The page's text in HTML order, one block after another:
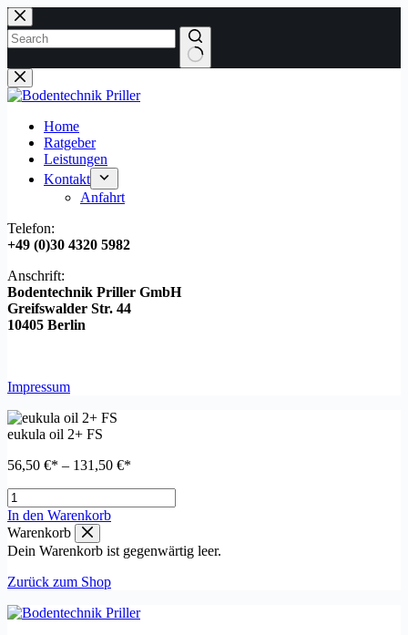
Zum
Inhalt
springen
Keine
Ergebnisse
Home
Ratgeber
Leistungen
Kontakt
Anfahrt
Telefon:
+49 (0)30 4320 5982
Anschrift:
Bodentechnik Priller GmbH
Greifswalder Str. 44
10405 Berlin
Impressum
eukula oil 2+ FS
56,50 € – 131,50 €
eukula
oil
2+
FS
Menge
In den WarenkorbDieses
weist
mehrere
Varianten
Die
Warenkorb
Dein Warenkorb ist gegenwärtig leer.
Zurück zum Shop